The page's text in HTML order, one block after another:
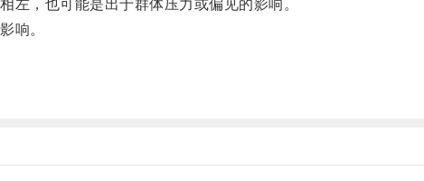
，也可能是出于群体压力或偏见的影响。
响。